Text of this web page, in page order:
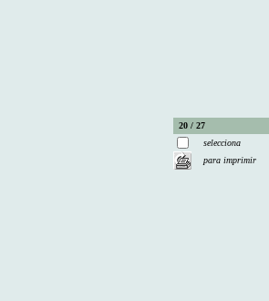
20 / 27
selecciona
para imprimir